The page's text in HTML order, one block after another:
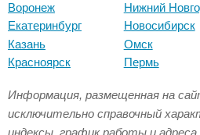
Воронеж
Екатеринбург
Казань
Красноярск
Нижний
Новосибирск
Омск
Пермь
Информация, размещенная на
исключительно справочный